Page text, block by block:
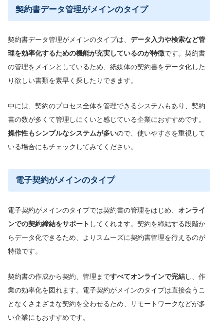
契約書データ管理がメインのタイプ
契約書データ管理がメインのタイプは、 データ入力や検索など管
理を効率化するための機能が充実しているのが特徴です。契約書
の管理をメインとしているため、紙媒体の契約書をデータ化した
り欲しい書類を素早く探したりできます。
中には、契約のプロセス全体を管理できるシステムもあり、契約
書の数が多くて管理しにくいと感じている企業におすすめです。
操作性もシンプルなシステムが多いので、使いやすさを重視して
いる場合にもチェックしてみてください。
電子契約がメインのタイプ
電子契約がメインのタイプでは契約書の管理をはじめ、 オンライ
ンでの契約締結をサポート してくれます。契約を締結する段階か
らデータ化できるため、よりスムーズに契約書管理を行えるのが
特徴です。
契約書の作成から契約、管理まですべてオンラインで完結し、作
業の効率化を図れます。電子契約がメインのタイプは直接会うこ
となくさまざまな契約を交わせるため、リモートワークなどが多
い企業にもおすすめです。